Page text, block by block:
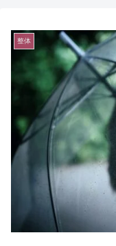
整体